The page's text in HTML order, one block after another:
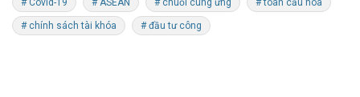
# Covid-19 # ASEAN # chuỗi cung ứng # toàn cầu hóa
# chính sách tài khóa # đầu tư công